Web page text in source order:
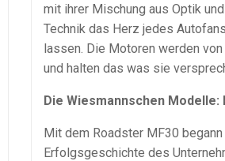
mit ihrer Mischung aus Optik
Technik das Herz jedes
lassen. Die Motoren werden von
und halten das was sie
Die Wiesmannschen Modelle:
Mit dem Roadster MF30
Erfolgsgeschichte des